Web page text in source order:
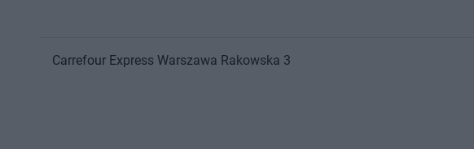
Carrefour Express Warszawa Rakowska 3